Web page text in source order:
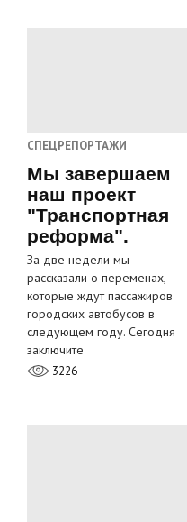
СПЕЦРЕПОРТАЖИ
Мы завершаем
наш проект
"Транспортная
реформа".
За две недели мы
рассказали о переменах,
которые ждут пассажиров
городских автобусов в
следующем году. Сегодня
заключите
3226